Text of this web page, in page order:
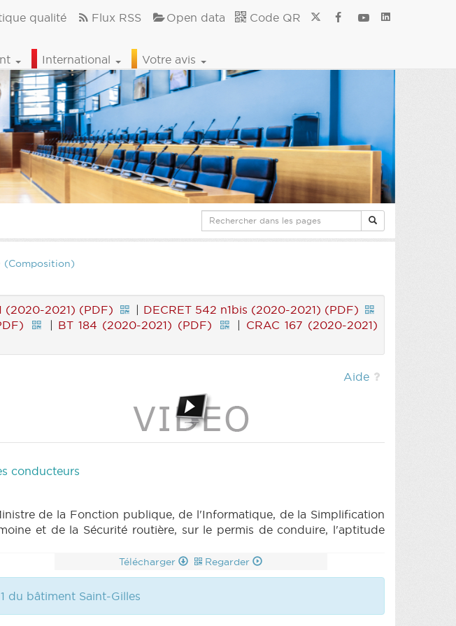
qualité Flux RSS Open data Code QR
International Votre avis
(Composition)
(2020-2021) (PDF) | DECRET 542 n1bis (2020-2021) (PDF)
| BT 184 (2020-2021) (PDF) | CRAC 167 (2020-2021)
Aide
conducteurs
de la Fonction publique, de l'Informatique, de la Simplification
et de la Sécurité routière, sur le permis de conduire, l'aptitude
Télécharger Regarder
du bâtiment Saint-Gilles